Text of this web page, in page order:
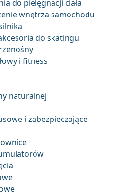
do pielęgnacji ciała
wnętrza samochodu
do skatingu
i fitness
naturalnej
i zabezpieczające